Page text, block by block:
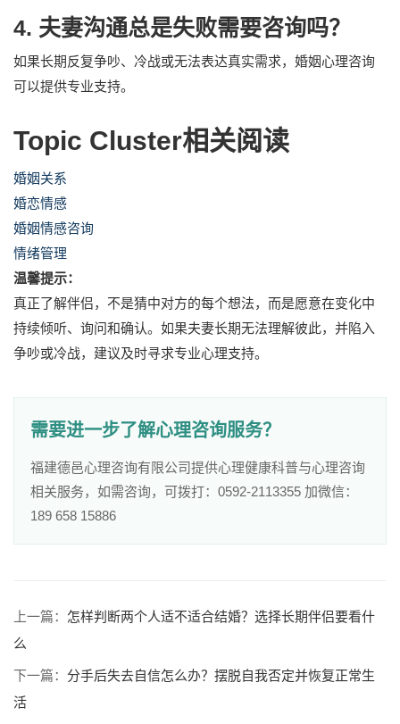
4. 夫妻沟通总是失败需要咨询吗？
如果长期反复争吵、冷战或无法表达真实需求，婚姻心理咨询
可以提供专业支持。
Topic Cluster相关阅读
婚姻关系
婚恋情感
婚姻情感咨询
情绪管理
温馨提示：
真正了解伴侣，不是猜中对方的每个想法，而是愿意在变化中
持续倾听、询问和确认。如果夫妻长期无法理解彼此，并陷入
争吵或冷战，建议及时寻求专业心理支持。
需要进一步了解心理咨询服务？
福建德邑心理咨询有限公司提供心理健康科普与心理咨询
相关服务，如需咨询，可拨打：0592-2113355 加微信：
189 658 15886
上一篇： 怎样判断两个人适不适合结婚？选择长期伴侣要看什
么
下一篇： 分手后失去自信怎么办？摆脱自我否定并恢复正常生
活